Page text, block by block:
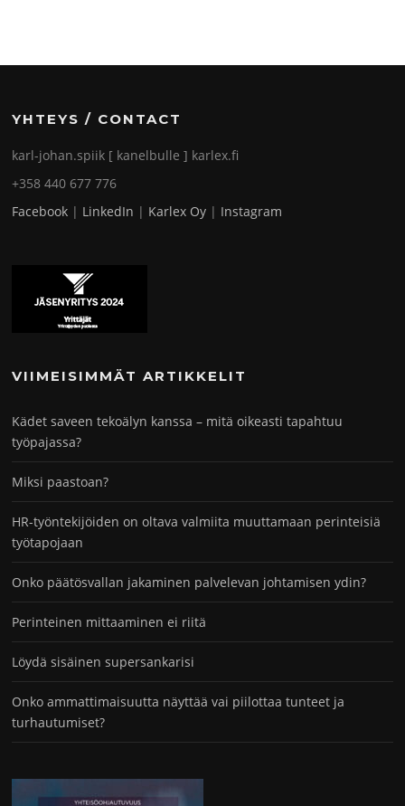
YHTEYS / CONTACT
karl-johan.spiik [ kanelbulle ] karlex.fi
+358 440 677 776
Facebook | LinkedIn | Karlex Oy | Instagram
VIIMEISIMMÄT ARTIKKELIT
Kädet saveen tekoälyn kanssa – mitä oikeasti tapahtuu
työpajassa?
Miksi paastoan?
HR-työntekijöiden on oltava valmiita muuttamaan perinteisiä
työtapojaan
Onko päätösvallan jakaminen palvelevan johtamisen ydin?
Perinteinen mittaaminen ei riitä
Löydä sisäinen supersankarisi
Onko ammattimaisuutta näyttää vai piilottaa tunteet ja
turhautumiset?